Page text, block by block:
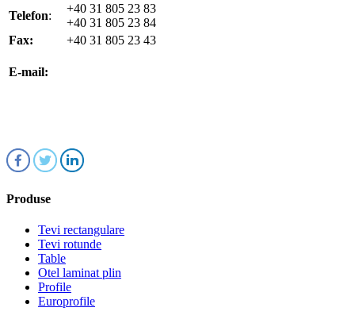
Telefon:
+40 31 805 23 83
+40 31 805 23 84
Fax:
+40 31 805 23 43
E-mail:
Produse
Tevi rectangulare
Tevi rotunde
Table
Otel laminat plin
Profile
Europrofile